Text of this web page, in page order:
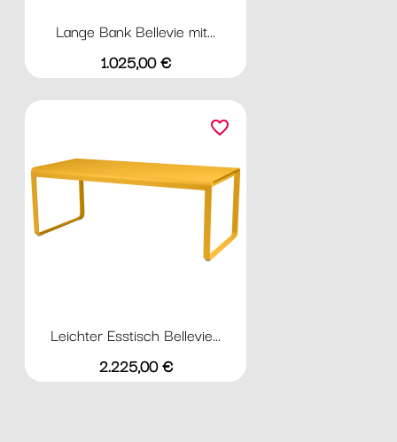
Lange Bank Bellevie mit...
Preis
1.025,00 €
Leichter Esstisch Bellevie...
Preis
2.225,00 €
favorite_border